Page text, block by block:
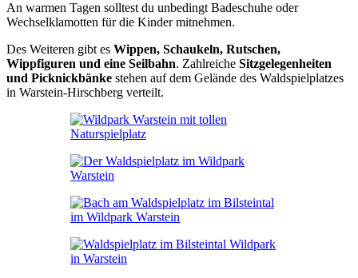
An warmen Tagen solltest du unbedingt Badeschuhe oder
Wechselklamotten für die Kinder mitnehmen.
Des Weiteren gibt es Wippen, Schaukeln, Rutschen,
Wippfiguren und eine Seilbahn. Zahlreiche Sitzgelegenheiten
und Picknickbänke stehen auf dem Gelände des Waldspielplatzes
in Warstein-Hirschberg verteilt.